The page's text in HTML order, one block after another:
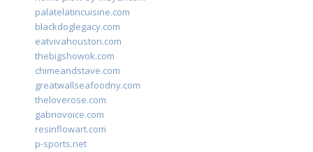
palatelatincuisine.com
blackdoglegacy.com
eatvivahouston.com
thebigshowok.com
chimeandstave.com
greatwallseafoodny.com
theloverose.com
gabriovoice.com
resinflowart.com
p-sports.net